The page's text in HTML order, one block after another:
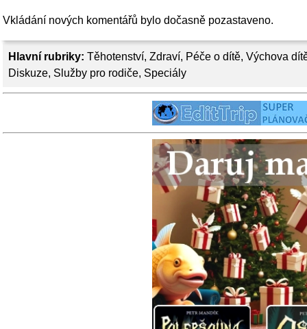
Hlavní rubriky: Těhotenství, Zdraví, Péče o dítě, Výchova
Diskuze, Služby pro rodiče, Speciály
Vkládání nových komentářů bylo dočasně pozastaveno.